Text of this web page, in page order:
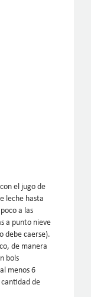
el jugo de
leche hasta
a las
a punto nieve
debe caerse).
de manera
bols
menos 6
cantidad de